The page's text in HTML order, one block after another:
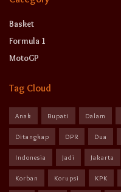
Basket
Formula 1
MotoGP
Tag Cloud
Anak Bupati Dalam
Ditangkap DPR Dua
Indonesia Jadi Jakarta
Korban Korupsi KPK